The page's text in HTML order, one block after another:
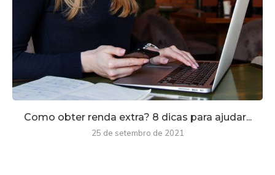
Como obter renda extra? 8 dicas para ajudar...
25 de setembro de 2021